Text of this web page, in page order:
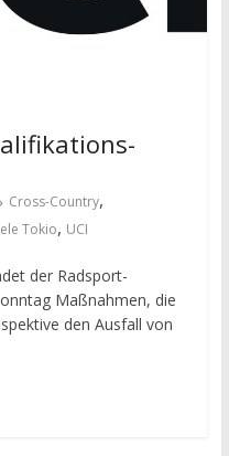
Cross-Country,
Tokio, UCI
der Radsport-
Maßnahmen, die
den Ausfall von